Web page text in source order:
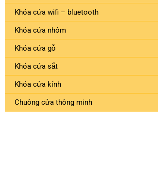
Khóa cửa wifi – bluetooth
Khóa cửa nhôm
Khóa cửa gỗ
Khóa cửa sắt
Khóa cửa kính
Chuông cửa thông minh